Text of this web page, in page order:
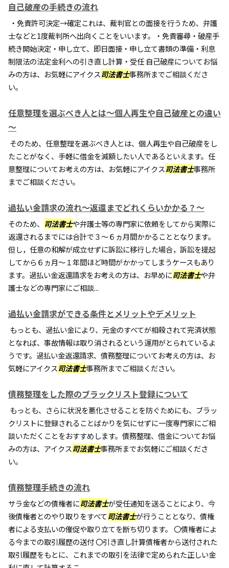
自己破産の手続きの流れ
・免責許可決定→確定これは、裁判官との面接を行うため、弁護
士などと1度裁判所へ出向くことをいいます。・免責審尋・破産手
続き開始決定・申し立て、即日面接・申し立て書類の準備・利息
制限法の法定金利への引き直し計算・受任 自己破産についてお悩
みの方は、お気軽にアイクス司法書士事務所までご相談くださ
い。
任意整理を選ぶべき人とは～個人再生や自己破産との違い
～
そのため、任意整理を選ぶべき人とは、個人再生や自己破産をし
たことがなく、手軽に借金を減額したい人であるといえます。任
意整理についてお考えの方は、お気軽にアイクス司法書士事務所
までご相談ください。
過払い金請求の流れ～返還までどれくらいかかる？～
そのため、 司法書士や弁護士等の専門家に依頼をしてから実際に
返還されるまでには合計で３～６ヵ月間かかることとなります。
但し，任意の和解が成立せずに訴訟に移行した場合，訴訟を提起
してから６ヵ月～１年間ほど時間がかかってしまうケースもあり
ます。過払い金返還請求をお考えの方は、お早めに司法書士や弁
護士などの専門家にご相談...
過払い金請求ができる条件とメリットやデメリット
もっとも、過払い金により、元金のすべてが相殺されて完済状態
となれば、事故情報は取り消されるという運用がとられているよ
うです。過払い金返還請求、債務整理についてお考えの方は、お
気軽にアイクス司法書士事務所までご相談ください。
債務整理をした際のブラックリスト登録について
もっとも、さらに状況を悪化させることを防ぐためにも、ブラッ
クリストに登録されることばかりを気にせずに一度専門家にご相
談いただくことをおすすめします。債務整理、借金についてお悩
みの方は、アイクス司法書士事務所までお気軽にご相談くださ
い。
債務整理手続きの流れ
サラ金などの債権者に司法書士が受任通知を送ることにより、今
後債権者とのやり取りをすべて司法書士が行うこととなり、債権
者による支払いの催促や取り立てを断ち切ります。 〇債権者によ
る今までの取引履歴の送付 〇引き直し計算債権者から送付された
取引履歴をもとに、これまでの取引を法律で定められた正しい金